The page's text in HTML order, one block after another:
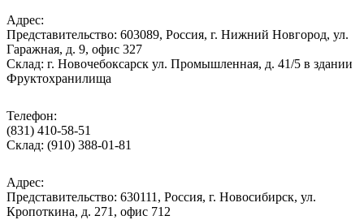
Адрес:
Представительство: 603089, Россия, г. Нижний Новгород, ул.
Гаражная, д. 9, офис 327
Склад: г. Новочебоксарск ул. Промышленная, д. 41/5 в здании
Фруктохранилища
Телефон:
(831) 410-58-51
Склад: (910) 388-01-81
Адрес:
Представительство: 630111, Россия, г. Новосибирск, ул.
Кропоткина, д. 271, офис 712